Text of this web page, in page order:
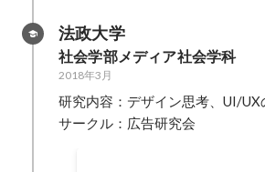
法政大学
社会学部メディア社会学科
2018年3月
研究内容：デザイン思考、UI/UX
サークル：広告研究会